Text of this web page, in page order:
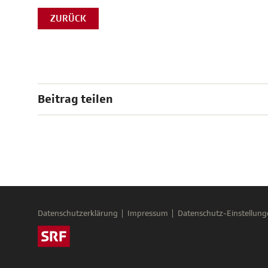
ZURÜCK
Beitrag teilen
Datenschutzerklärung Impressum Datenschutz-